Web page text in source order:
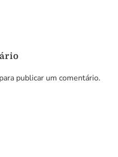
para publicar um comentário.